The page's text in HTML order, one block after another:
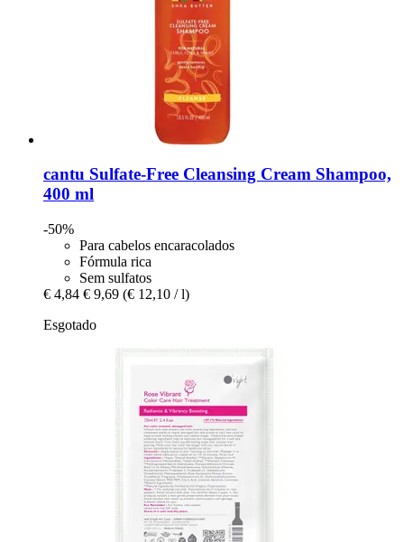
cantu Sulfate-​Free Cleansing Cream Shampoo,
400 ml
-50%
Para cabelos encaracolados
Fórmula rica
Sem sulfatos
€ 4,84 € 9,69 (€ 12,10 / l)
Esgotado